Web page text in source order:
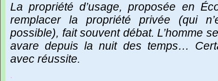
La propriété d’usage, proposée en
remplacer
la propriété privée (qui
possible), fait souvent débat. L’homme
avare depuis la nuit des temps…
avec réussite.
.